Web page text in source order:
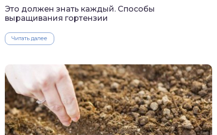
Это должен знать каждый. Способы
выращивания гортензии
Читать далее